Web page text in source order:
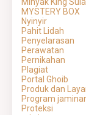
MYSTERY BOX
Nyinyir
Pahit Lidah
Penyelarasan
Perawatan
Pernikahan
Plagiat
Portal Ghoib
Produk dan
Program
Proteksi